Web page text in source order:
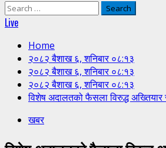
Search
for:
Live
Home
२०८२ बैशाख ६, शनिबार ०८:१३
२०८२ बैशाख ६, शनिबार ०८:१३
२०८२ बैशाख ६, शनिबार ०८:१३
विशेष अदालतको फैसला विरुद्ध अख्तियार
खबर